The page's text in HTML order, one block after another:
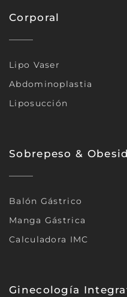
Corporal
Lipo Vaser
Abdominoplastia
Liposucción
Sobrepeso &
Balón Gástrico
Manga Gástrica
Calculadora IMC
Ginecología